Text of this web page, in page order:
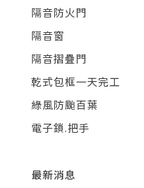
隔音防火門
隔音窗
隔音摺疊門
乾式包框一天完工
綠風防颱百葉
電子鎖.把手
最新消息